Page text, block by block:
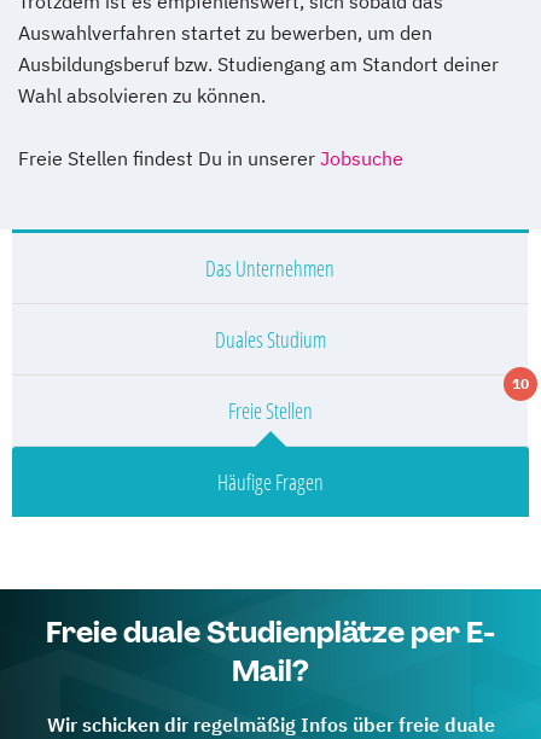
Auswahlverfahren startet zu bewerben, um den
Ausbildungsberuf bzw. Studiengang am Standort deiner
Wahl absolvieren zu können.
Freie Stellen findest Du in unserer Jobsuche
Das Unternehmen
Duales Studium
10
Freie Stellen
Häufige Fragen
Freie duale Studienplätze per E-
Mail?
Wir schicken dir regelmäßig Infos über freie duale